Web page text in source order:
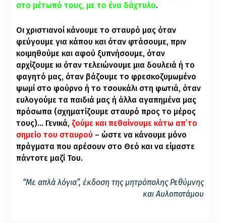
στο μέτωπό τους, με το ένα δάχτυλο.
Οι χριστιανοί κάνουμε το σταυρό μας όταν
φεύγουμε για κάπου και όταν φτάσουμε, πριν
κοιμηθούμε και αφού ξυπνήσουμε, όταν
αρχίζουμε κι όταν τελειώνουμε μια δουλειά ή το
φαγητό μας, όταν βάζουμε το φρεσκοζυμωμένο
ψωμί στο φούρνο ή το τσουκάλι στη φωτιά, όταν
ευλογούμε τα παιδιά μας ή άλλα αγαπημένα μας
πρόσωπα (σχηματίζουμε σταυρό προς το μέρος
τους)… Γενικά, ζούμε και πεθαίνουμε κάτω απ᾽ το
σημείο του σταυρού – ώστε να κάνουμε μόνο
πράγματα που αρέσουν στο Θεό και να είμαστε
πάντοτε μαζί Του.
“Με απλά λόγια”, έκδοση της μητρόπολης Ρεθύμνης
και Αυλοποτάμου